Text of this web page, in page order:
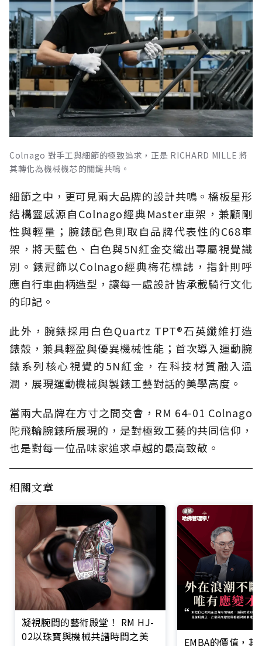
Colnago 對手工與細節的極致追求，正是 RICHARD MILLE 將
其轉化為機械機芯的關鍵共鳴。
細節之中，更可見兩大品牌的設計共鳴。橋板星形
結構靈感源自Colnago經典Master車架，兼顧剛
性與輕量；腕錶配色則取自品牌代表性的C68車
架，將天藍色、白色與5N紅金交織出專屬視覺識
別。錶冠飾以Colnago經典梅花標誌，指針則呼
應自行車曲柄造型，讓每一處設計皆承載騎行文化
的印記。
此外，腕錶採用白色Quartz TPT®石英纖維打造
錶殼，兼具輕盈與優異機械性能；首次導入運動腕
錶系列核心視覺的5N紅金，在科技材質融入溫
潤，展現運動機械與製錶工藝對話的美學高度。
當兩大品牌在方寸之間交會，RM 64-01 Colnago
陀飛輪腕錶所展現的，是對極致工藝的共同信仰，
也是對每一位品味家追求卓越的最高致敬。
相關文章
凝視腕間的藝術殿堂！ RM HJ-
02以珠寶與機械共譜時間之美
EMBA的價值，